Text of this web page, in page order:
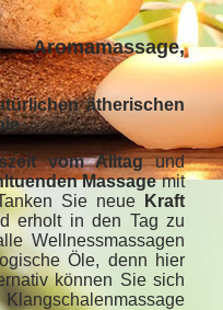
ätherischen
vom Alltagund
Massagemit
Sie neue
Kraft
erholt in den Tag zu
Wellnessmassagen
Öle, denn hier
können Sie sich